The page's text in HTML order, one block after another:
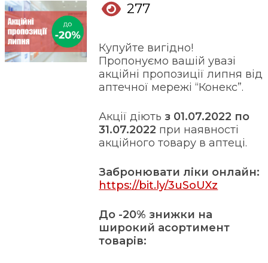
277
Купуйте вигідно!
Пропонуємо вашій увазі
акційні пропозиції липня від
аптечної мережі “Конекс”.
Акції діютьз 01.07.2022 по
31.07.2022 при наявності
акційного товару в аптеці.
Забронювати ліки онлайн:
https://bit.ly/3uSoUXz
До -20% знижки на
широкий асортимент
товарів: